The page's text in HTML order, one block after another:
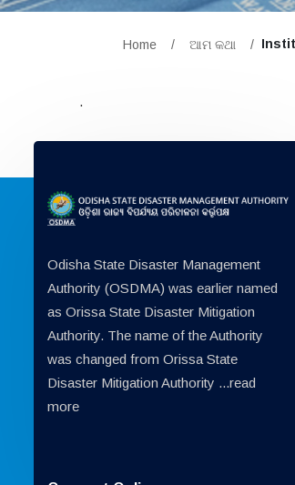
Home / ଆମ କଥା /
.
Odisha State Disaster Management
Authority (OSDMA) was earlier named
as Orissa State Disaster Mitigation
Authority. The name of the Authority
was changed from Orissa State
Disaster Mitigation Authority ...read
more